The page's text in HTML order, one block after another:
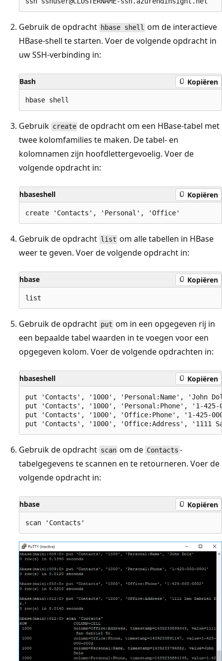
Gebruik de opdracht hbase shell om de interactieve
HBase-shell te starten. Voer de volgende opdracht in
uw SSH-verbinding in:
Bash Kopiëren
Gebruik create de opdracht om een HBase-tabel met
twee kolomfamilies te maken. De tabel- en
kolomnamen zijn hoofdlettergevoelig. Voer de
volgende opdracht in:
hbaseshell Kopiëren
Gebruik de opdracht list om alle tabellen in HBase
weer te geven. Voer de volgende opdracht in:
hbase Kopiëren
Gebruik de opdracht put om in een opgegeven rij in
een bepaalde tabel waarden in te voegen voor een
opgegeven kolom. Voer de volgende opdrachten in:
hbaseshell Kopiëren
put 'Contacts', '1000', 'Personal:Name', 'John
put 'Contacts', '1000', 'Personal:Phone', '1-425-
put 'Contacts', '1000', 'Office:Phone', '1-425-
Gebruik de opdracht scan om de Contacts -
tabelgegevens te scannen en te retourneren. Voer de
volgende opdracht in:
hbase Kopiëren